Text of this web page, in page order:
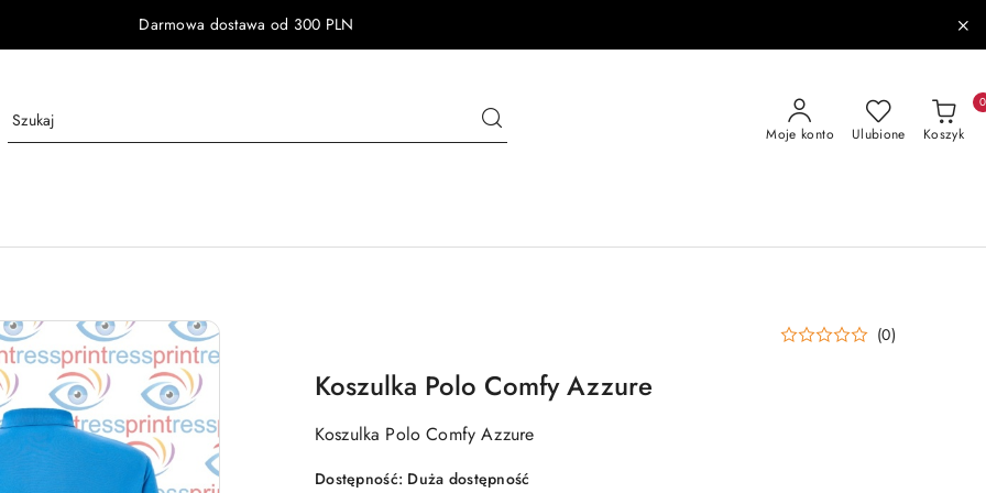
Darmowa dostawa od 300 PLN
Moje konto Ulubione Koszyk
0
(0)
Koszulka Polo Comfy Azzure
Koszulka Polo Comfy Azzure
Dostępność: Duża dostępność